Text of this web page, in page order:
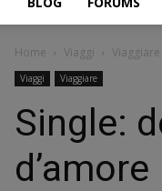
Home Viaggi Viaggiare
Viaggi Viaggiare
Single:
d’amore